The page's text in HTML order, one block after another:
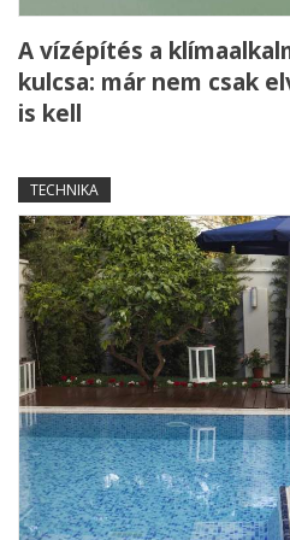
A vízépítés a
kulcsa: már nem csak
is kell
TECHNIKA